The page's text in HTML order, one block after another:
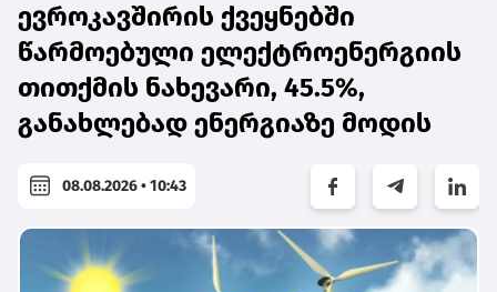
ევროკავშირის ქვეყნებში
წარმოებული ელექტროენერგიის
თითქმის ნახევარი, 45.5%,
განახლებად ენერგიაზე მოდის
08.08.2026 • 10:43